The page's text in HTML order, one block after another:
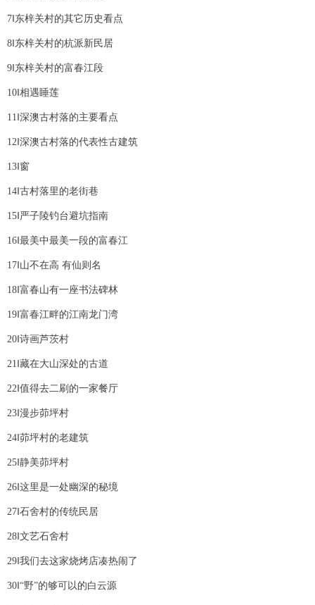
7‖东梓关村的其它历史看点
8‖东梓关村的杭派新民居
9‖东梓关村的富春江段
10‖相遇睡莲
11‖深澳古村落的主要看点
12‖深澳古村落的代表性古建筑
13‖窗
14‖古村落里的老街巷
15‖严子陵钓台避坑指南
16‖最美中最美一段的富春江
17‖山不在高 有仙则名
18‖富春山有一座书法碑林
19‖富春江畔的江南龙门湾
20‖诗画芦茨村
21‖藏在大山深处的古道
22‖值得去二刷的一家餐厅
23‖漫步茆坪村
24‖茆坪村的老建筑
25‖静美茆坪村
26‖这里是一处幽深的秘境
27‖石舍村的传统民居
28‖文艺石舍村
29‖我们去这家烧烤店凑热闹了
30‖“野”的够可以的白云源